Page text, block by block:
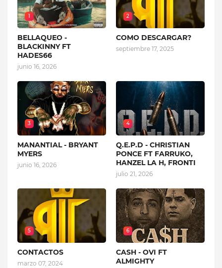
1
BELLAQUEO -
BLACKINNY FT
HADES66
junio 16, 2026
2
COMO DESCARGAR?
septiembre 17, 2025
3
MANANTIAL - BRYANT
MYERS
junio 16, 2026
4
Q.E.P.D - CHRISTIAN
PONCE FT FARRUKO,
HANZEL LA H, FRONTI
julio 21, 2026
5
CONTACTOS
marzo 07, 2024
6
CASH - OVI FT
ALMIGHTY